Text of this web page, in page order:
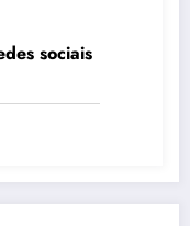
sociais